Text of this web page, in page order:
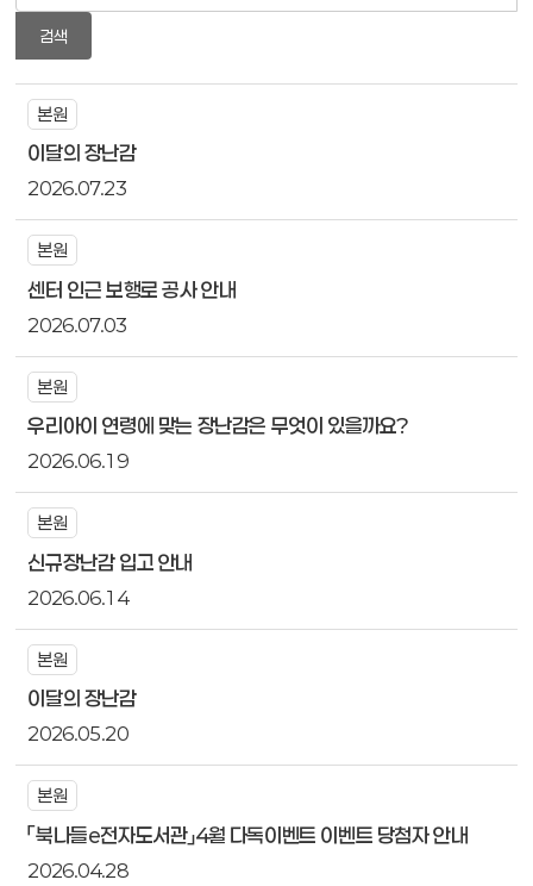
검색
본원
이달의 장난감
2026.07.23
본원
센터 인근 보행로 공사 안내
2026.07.03
본원
우리아이 연령에 맞는 장난감은 무엇이 있을까요?
2026.06.19
본원
신규장난감 입고 안내
2026.06.14
본원
이달의 장난감
2026.05.20
본원
「북나들e전자도서관」4월 다독이벤트 이벤트 당첨자 안내
2026.04.28